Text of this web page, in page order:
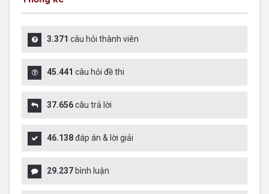
3.371 câu hỏi thành viên
45.441 câu hỏi đề thi
37.656câu trả lời
46.138đáp án & lời giải
29.237 bình luận